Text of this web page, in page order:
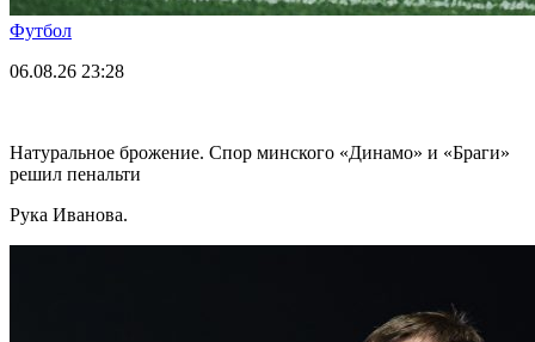
Футбол
06.08.26 23:28
Натуральное брожение. Спор минского «Динамо» и «Браги»
решил пенальти
Рука Иванова.